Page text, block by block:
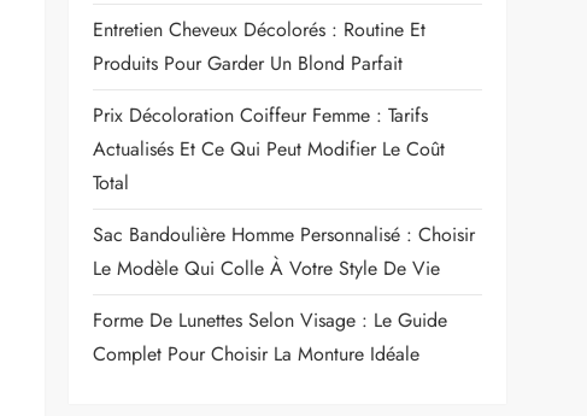
Entretien Cheveux Décolorés : Routine Et
Produits Pour Garder Un Blond Parfait
Prix Décoloration Coiffeur Femme : Tarifs
Actualisés Et Ce Qui Peut Modifier Le Coût
Total
Sac Bandoulière Homme Personnalisé : Choisir
Le Modèle Qui Colle À Votre Style De Vie
Forme De Lunettes Selon Visage : Le Guide
Complet Pour Choisir La Monture Idéale